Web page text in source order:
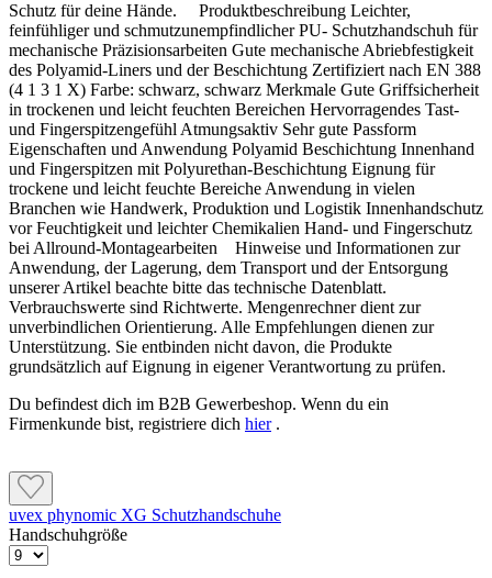
Schutz für deine Hände. Produktbeschreibung Leichter,
feinfühliger und schmutzunempfindlicher PU- Schutzhandschuh für
mechanische Präzisionsarbeiten Gute mechanische Abriebfestigkeit
des Polyamid-Liners und der Beschichtung Zertifiziert nach EN 388
(4 1 3 1 X) Farbe: schwarz, schwarz Merkmale Gute Griffsicherheit
in trockenen und leicht feuchten Bereichen Hervorragendes Tast-
und Fingerspitzengefühl Atmungsaktiv Sehr gute Passform
Eigenschaften und Anwendung Polyamid Beschichtung Innenhand
und Fingerspitzen mit Polyurethan-Beschichtung Eignung für
trockene und leicht feuchte Bereiche Anwendung in vielen
Branchen wie Handwerk, Produktion und Logistik Innenhandschutz
vor Feuchtigkeit und leichter Chemikalien Hand- und Fingerschutz
bei Allround-Montagearbeiten Hinweise und Informationen zur
Anwendung, der Lagerung, dem Transport und der Entsorgung
unserer Artikel beachte bitte das technische Datenblatt.
Verbrauchswerte sind Richtwerte. Mengenrechner dient zur
unverbindlichen Orientierung. Alle Empfehlungen dienen zur
Unterstützung. Sie entbinden nicht davon, die Produkte
grundsätzlich auf Eignung in eigener Verantwortung zu prüfen.
Du befindest dich im B2B Gewerbeshop. Wenn du ein
Firmenkunde bist, registriere dich hier.
uvex phynomic XG Schutzhandschuhe
Handschuhgröße